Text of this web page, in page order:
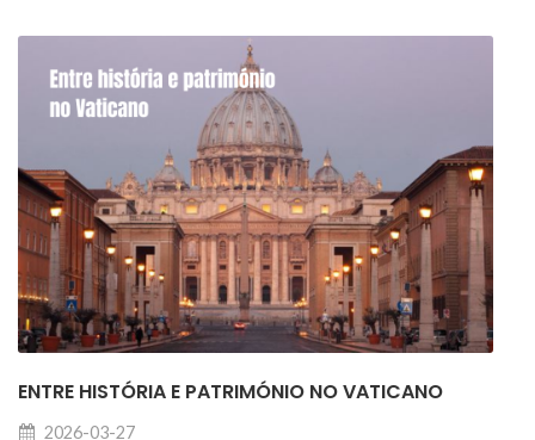
ENTRE HISTÓRIA E PATRIMÓNIO NO VATICANO
2026-03-27